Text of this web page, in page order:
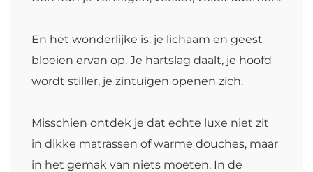
En het wonderlijke is: je lichaam en geest
bloeien ervan op. Je hartslag daalt, je hoofd
wordt stiller, je zintuigen openen zich.
Misschien ontdek je dat echte luxe niet zit
in dikke matrassen of warme douches, maar
in het gemak van niets moeten. In de